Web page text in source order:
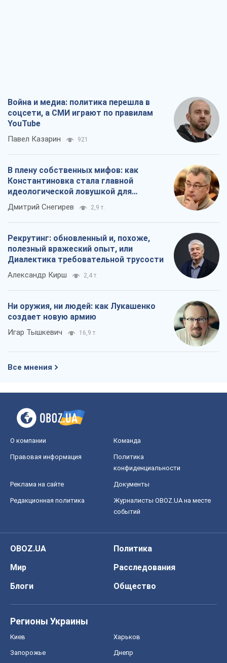
Война и медиа: политика перешла в
соцсети, а СМИ играют по правилам
YouTube
Павел Казарин 921
В плену собственных мифов: как
Константиновка стала главной
идеологической ловушкой для
российских оккупантов
Дмитрий Снегирев 2,9 т.
Рекрутинг: обновленный и, похоже,
полезный вражеский опыт, или
Диалектика требовательной трусости
Александр Кирш 2,4 т.
Ни оружия, ни людей: как Лукашенко
создает новую армию
Игар Тышкевич 16,9 т.
Все мнения
О компании Команда
Правовая информация
Политика
конфиденциальности
Реклама на сайте Документы
Редакционная политика
Журналисты OBOZ.UA на месте
событий
OBOZ.UA
Политика
Мир
Расследования
Блоги
Общество
Регионы Украины
Киев Харьков
Запорожье Днепр